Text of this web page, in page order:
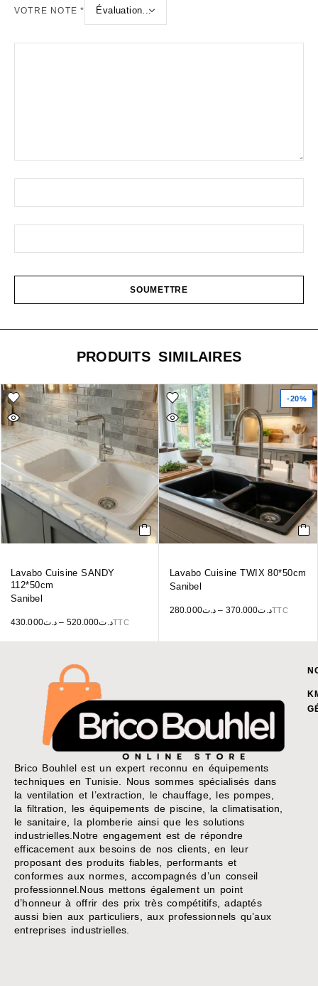
VOTRE NOTE*
PRODUITS SIMILAIRES
Lavabo Cuisine SANDY
112*50cm
Sanibel
د.ت430.000 – د.ت520.000 TTC
-20%
Lavabo Cuisine TWIX 80*50cm
Sanibel
د.ت280.000 – د.ت370.000 TTC
Brico Bouhlel est un expert reconnu en équipements
techniques en Tunisie. Nous sommes spécialisés dans
la ventilation et l’extraction, le chauffage, les pompes,
la filtration, les équipements de piscine, la climatisation,
le sanitaire, la plomberie ainsi que les solutions
industrielles.Notre engagement est de répondre
efficacement aux besoins de nos clients, en leur
proposant des produits fiables, performants et
conformes aux normes, accompagnés d’un conseil
professionnel.Nous mettons également un point
d’honneur à offrir des prix très compétitifs, adaptés
aussi bien aux particuliers, aux professionnels qu’aux
entreprises industrielles.